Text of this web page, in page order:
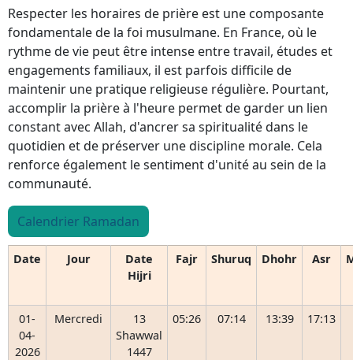
Respecter les horaires de prière est une composante
fondamentale de la foi musulmane. En France, où le
rythme de vie peut être intense entre travail, études et
engagements familiaux, il est parfois difficile de
maintenir une pratique religieuse régulière. Pourtant,
accomplir la prière à l'heure permet de garder un lien
constant avec Allah, d'ancrer sa spiritualité dans le
quotidien et de préserver une discipline morale. Cela
renforce également le sentiment d'unité au sein de la
communauté.
Calendrier Ramadan
Date Jour
Date
Hijri
Fajr Shuruq Dhohr Asr
01-
04-
2026
Mercredi
13
Shawwal
1447
05:26 07:14 13:39 17:13